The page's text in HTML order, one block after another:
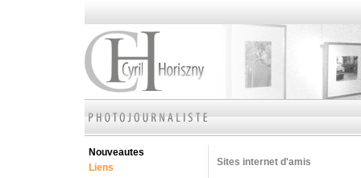
Nouveautes
Liens
Sites internet d'amis